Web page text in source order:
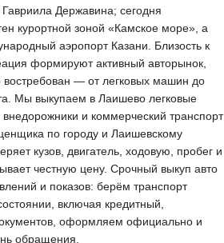
Державина; сегодня
курортной зоной «Камское море», а
аэропорт Казани. Близость к
формируют активный авторынок,
востребован — от легковых машин до
Мы выкупаем в Лаишево легковые
и коммерческий транспорт
по городу и Лаишевскому
кузов, двигатель, ходовую, пробег и
честную цену. Срочный выкуп авто
и показов: берём транспорт
включая кредитный,
оформляем официально и
обращения.